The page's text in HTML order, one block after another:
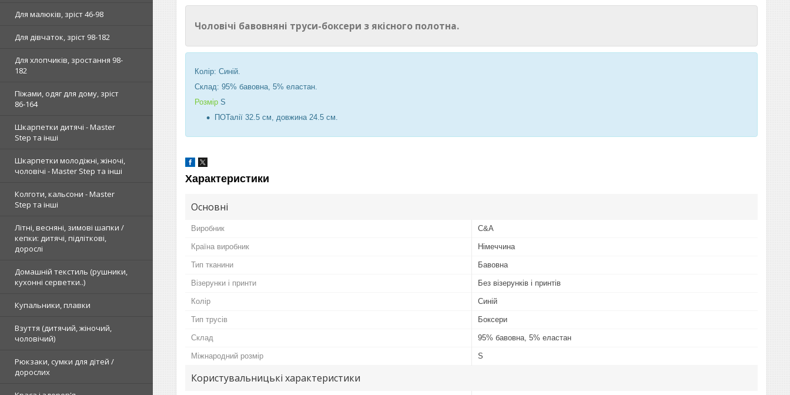
Для малюків, зріст 46-98
Для дівчаток, зріст 98-182
Для хлопчиків, зростання 98-
182
Піжами, одяг для дому, зріст
86-164
Шкарпетки дитячі - Master
Step та інші
Шкарпетки молодіжні, жіночі,
чоловічі - Master Step та інші
Колготи, кальсони - Master
Step та інші
Літні, весняні, зимові шапки /
кепки: дитячі, підліткові,
дорослі
Домашній текстиль (рушники,
кухонні серветки..)
Купальники, плавки
Взуття (дитячий, жіночий,
чоловічий)
Рюкзаки, сумки для дітей /
дорослих
Чоловічі бавовняні труси-боксери з якісного полотна.
Колір: Синій.
Склад: 95% бавовна, 5% еластан.
Розмір S
ПОТалії 32.5 cм, довжина 24.5 см.
Характеристики
Основні
Виробник C&A
Країна виробник Німеччина
Тип тканини Бавовна
Візерунки і принти Без візерунків і принтів
Колір Синій
Тип трусів Боксери
Склад 95% бавовна, 5% еластан
Міжнародний розмір S
Користувальницькі характеристики